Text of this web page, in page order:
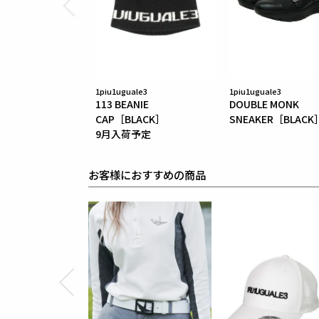
1piu1uguale3
113 BEANIE
CAP［BLACK］
9月入荷予定
1piu1uguale3
DOUBLE MONK
SNEAKER［BLACK